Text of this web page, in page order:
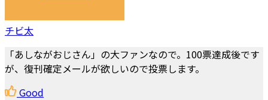
チビ太
「あしながおじさん」の大ファンなので。100票達成後です
が、復刊確定メールが欲しいので投票します。
Good